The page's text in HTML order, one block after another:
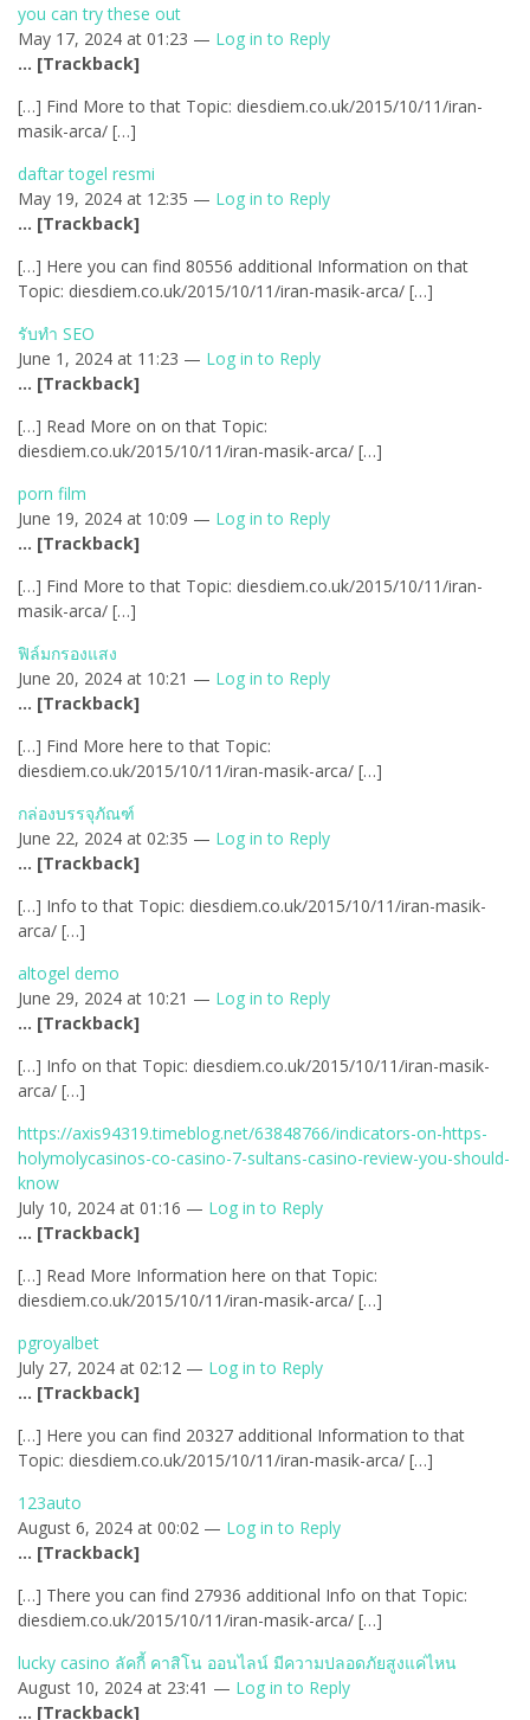
you can try these out
May 17, 2024 at 01:23 — Log in to Reply
… [Trackback]
[…] Find More to that Topic: diesdiem.co.uk/2015/10/11/iran-
masik-arca/ […]
daftar togel resmi
May 19, 2024 at 12:35 — Log in to Reply
… [Trackback]
[…] Here you can find 80556 additional Information on that
Topic: diesdiem.co.uk/2015/10/11/iran-masik-arca/ […]
รับทำ SEO
June 1, 2024 at 11:23 — Log in to Reply
… [Trackback]
[…] Read More on on that Topic:
diesdiem.co.uk/2015/10/11/iran-masik-arca/ […]
porn film
June 19, 2024 at 10:09 — Log in to Reply
… [Trackback]
[…] Find More to that Topic: diesdiem.co.uk/2015/10/11/iran-
masik-arca/ […]
ฟิล์มกรองแสง
June 20, 2024 at 10:21 — Log in to Reply
… [Trackback]
[…] Find More here to that Topic:
diesdiem.co.uk/2015/10/11/iran-masik-arca/ […]
กล่องบรรจุภัณฑ์
June 22, 2024 at 02:35 — Log in to Reply
… [Trackback]
[…] Info to that Topic: diesdiem.co.uk/2015/10/11/iran-masik-
arca/ […]
altogel demo
June 29, 2024 at 10:21 — Log in to Reply
… [Trackback]
[…] Info on that Topic: diesdiem.co.uk/2015/10/11/iran-masik-
arca/ […]
https://axis94319.timeblog.net/63848766/indicators-on-https-
holymolycasinos-co-casino-7-sultans-casino-review-you-should-
know
July 10, 2024 at 01:16 — Log in to Reply
… [Trackback]
[…] Read More Information here on that Topic:
diesdiem.co.uk/2015/10/11/iran-masik-arca/ […]
pgroyalbet
July 27, 2024 at 02:12 — Log in to Reply
… [Trackback]
[…] Here you can find 20327 additional Information to that
Topic: diesdiem.co.uk/2015/10/11/iran-masik-arca/ […]
123auto
August 6, 2024 at 00:02 — Log in to Reply
… [Trackback]
[…] There you can find 27936 additional Info on that Topic:
diesdiem.co.uk/2015/10/11/iran-masik-arca/ […]
lucky casino ลัคกี้ คาสิโน ออนไลน์ มีความปลอดภัยสูงแค่ไหน
August 10, 2024 at 23:41 — Log in to Reply
… [Trackback]